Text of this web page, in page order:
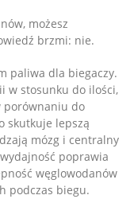
możesz
brzmi: nie.
paliwa dla biegaczy.
w stosunku do ilości,
porównaniu do
skutkuje lepszą
mózg i centralny
poprawia
węglowodanów
podczas biegu.